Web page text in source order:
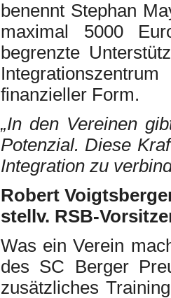
benennt Stephan
maximal 5000
begrenzte
finanzieller Form.
„In den Vereinen
Potenzial. Diese
Integration zu
Robert
stellv. RSB-
Was ein Verein
des SC Berger
zusätzliches